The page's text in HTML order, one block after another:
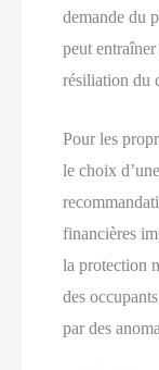
demande du
peut
résiliation du
Pour les
le choix
financières
la protection
des
par des